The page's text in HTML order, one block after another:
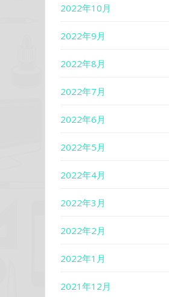
2022年10月
2022年9月
2022年8月
2022年7月
2022年6月
2022年5月
2022年4月
2022年3月
2022年2月
2022年1月
2021年12月